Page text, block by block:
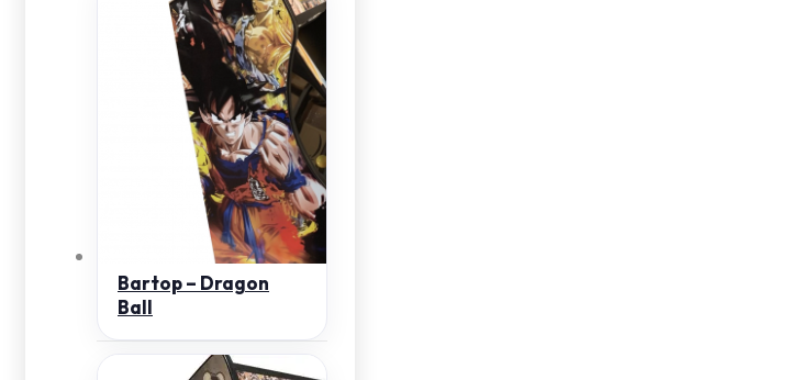
Bartop – Dragon
Ball